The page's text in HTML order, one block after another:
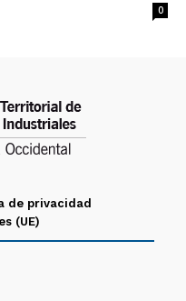
0
de privacidad
(UE)